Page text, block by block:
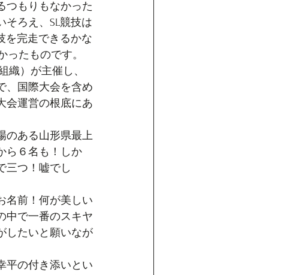
つもりもなかった
ろえ、SL競技は
を完走できるかな
ったものです。
織）が主催し、
、国際大会を含め
会運営の根底にあ
のある山形県最上
ら６名も！しか
三つ！嘘でし
名前！何が美しい
中で一番のスキヤ
したいと願いなが
平の付き添いとい